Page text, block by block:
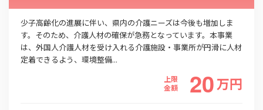
少子高齢化の進展に伴い、県内の介護ニーズは今後も増加しま
す。そのため、介護人材の確保が急務となっています。本事業
は、外国人介護人材を受け入れる介護施設・事業所が円滑に人材
定着できるよう、環境整備...
上限
金額
20万円